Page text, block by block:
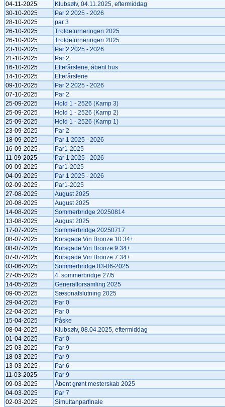
04-11-2025
Klubsølv, 04.11.2025, eftermiddag
30-10-2025
Par 2 2025 - 2026
28-10-2025
par 3
26-10-2025
Troldeturneringen 2025
26-10-2025
Troldeturneringen 2025
23-10-2025
Par 2 2025 - 2026
21-10-2025
Par 2
16-10-2025
Efterårsferie, åbent hus
14-10-2025
Efterårsferie
09-10-2025
Par 2 2025 - 2026
07-10-2025
Par 2
25-09-2025
Hold 1 - 2526 (Kamp 3)
25-09-2025
Hold 1 - 2526 (Kamp 2)
25-09-2025
Hold 1 - 2526 (Kamp 1)
23-09-2025
Par 2
18-09-2025
Par 1 2025 - 2026
16-09-2025
Par1-2025
11-09-2025
Par 1 2025 - 2026
09-09-2025
Par1-2025
04-09-2025
Par 1 2025 - 2026
02-09-2025
Par1-2025
27-08-2025
August 2025
20-08-2025
August 2025
14-08-2025
Sommerbridge 20250814
13-08-2025
August 2025
17-07-2025
Sommerbridge 20250717
08-07-2025
Korsgade Vin Bronze 10 34+
08-07-2025
Korsgade Vin Bronze 9 34+
07-07-2025
Korsgade Vin Bronze 7 34+
03-06-2025
Sommerbridge 03-06-2025
27-05-2025
4. sommerbridge 27/5
14-05-2025
Generalforsamling 2025
09-05-2025
Sæsonafslutning 2025
29-04-2025
Par 0
22-04-2025
Par 0
15-04-2025
Påske
08-04-2025
Klubsølv, 08.04.2025, eftermiddag
01-04-2025
Par 0
25-03-2025
Par 9
18-03-2025
Par 9
13-03-2025
Par 6
11-03-2025
Par 9
09-03-2025
Åbent grønt mesterskab 2025
04-03-2025
Par 7
02-03-2025
Simultanparfinale